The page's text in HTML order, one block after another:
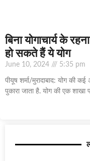
बिना योगाचार्य के
हो सकते हैं ये योग
June 10, 2024 5:35 pm
पीयूष शर्मा/मुरादाबाद: योग
पुकारा जाता है. योग की एक शाखा